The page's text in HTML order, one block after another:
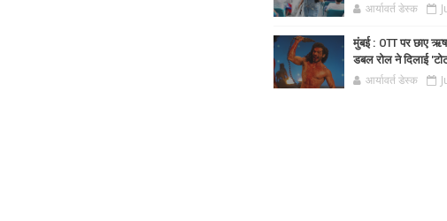
आर्यावर्त डेस्क
मुंबई : OTT पर छाए
डबल रोल ने दिलाई
आर्यावर्त डेस्क